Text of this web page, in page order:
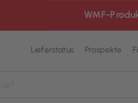
WMF-
Lieferstatus Prospekte